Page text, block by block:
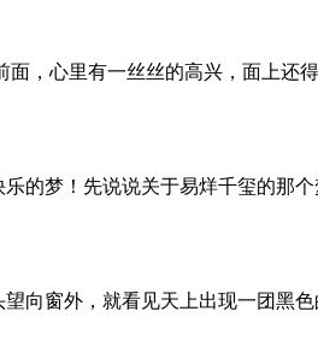
，心里有一丝丝的高兴，面上
的梦！先说说关于易烊千玺的那
向窗外，就看见天上出现一团黑